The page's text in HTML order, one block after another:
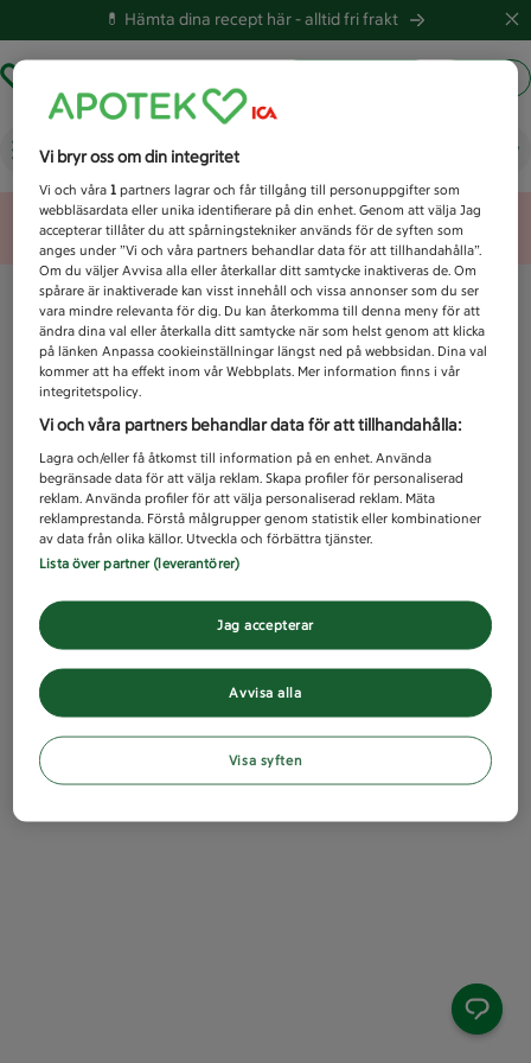
💊 Hämta dina recept här -alltid fri frakt
Vad letar du efter idag?
Unknown error
Vi bryr oss om din integritet
Vi och våra1 partners lagrar och får tillgång till personuppgifter som
webbläsardata eller unika identifierare på din enhet. Genom att välja Jag
accepterar tillåter du att spårningstekniker används för de syften som
anges under ”Vi och våra partners behandlar data för att tillhandahålla”.
Om du väljer Avvisa alla eller återkallar ditt samtycke inaktiveras de. Om
spårare är inaktiverade kan visst innehåll och vissa annonser som du ser
vara mindre relevanta för dig. Du kan återkomma till denna meny för att
ändra dina val eller återkalla ditt samtycke när som helst genom att klicka
på länken Anpassa cookieinställningar längst ned på webbsidan. Dina val
kommer att ha effekt inom vår Webbplats. Mer information finns i vår
integritetspolicy.
Vi och våra partners behandlar data för att tillhandahålla:
Lagra och/eller få åtkomst till information på en enhet. Använda
begränsade data för att välja reklam. Skapa profiler för personaliserad
reklam. Använda profiler för att välja personaliserad reklam. Mäta
reklamprestanda. Förstå målgrupper genom statistik eller kombinationer
av data från olika källor. Utveckla och förbättra tjänster.
Lista över partner (leverantörer)
Avvisa alla
Jag accepterar
Visa syften